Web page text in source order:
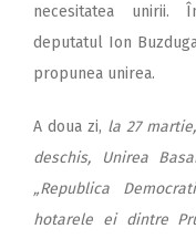
necesitatea unirii.
deputatul Ion
pro­punea unirea.
A doua zi, la 27
deschis, Unirea
„Repu­blica
hotarele ei dintre